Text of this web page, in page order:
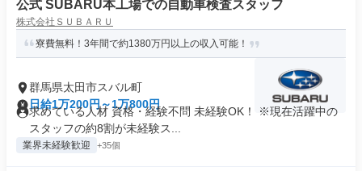
公式 SUBARU本工場での自動車検査スタッフ
株式会社ＳＵＢＡＲＵ
寮費無料！3年間で約1380万円以上の収入可能！
群馬県太田市スバル町
日給1万200円～1万800円
求めている人材 資格・経験不問 未経験OK！ ※現在活躍中の
スタッフの約8割が未経験ス...
業界未経験歓迎 +35個